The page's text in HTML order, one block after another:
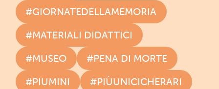
#GIORNATEDELLAMEMORIA
#MATERIALI DIDATTICI
#MUSEO
#PENA DI MORTE
#PIUMINI
#PIÙUNICICHERARI